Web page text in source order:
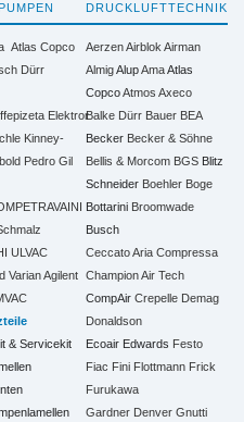
Atlas Copco
Dürr
Elektror
Kinney-
Pedro Gil
ULVAC
Varian Agilent
& Servicekit
DRUCKLUFTTECHNIK
AerzenAirblok Airman
Almig Alup Ama Atlas
Copco Atmos Axeco
Balke Dürr Bauer BEA
Becker Becker & Söhne
Bellis & Morcom BGS Blitz
Schneider Boehler Boge
Bottarini Broomwade
Busch
Ceccato Aria Compressa
Champion Air Tech
CompAir Crepelle Demag
Donaldson
Ecoair Edwards Festo
Fiac Fini Flottmann Frick
Furukawa
Gardner Denver Gnutti